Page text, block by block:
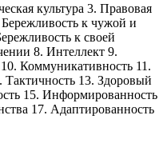
культура 3. Правовая
к чужой и
к своей
8. Интеллект 9.
Коммуникативность 11.
13. Здоровый
15. Информированность
17. Адаптированность